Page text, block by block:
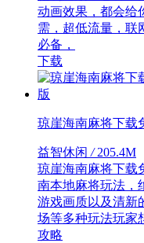
动画效果，都会给
需，超低流量，联
必备，
下载
琼崖海南麻将下载
益智休闲 /205.4M
琼崖海南麻将下载
南本地麻将玩法，
游戏画质以及清新
场等多种玩法玩家
攻略